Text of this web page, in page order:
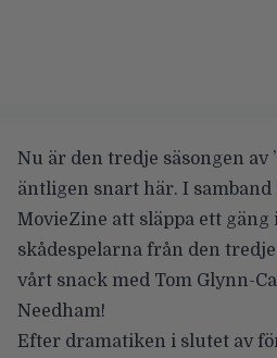
Nu är den tredje säsongen av
äntligen snart här. I
MovieZine att släppa ett
skådespelarna från den
vårt snack med Tom Glynn-
Needham!
Efter dramatiken i slutet av